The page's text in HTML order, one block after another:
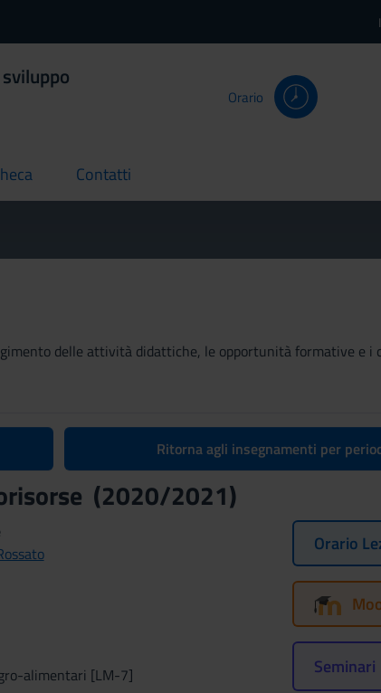
Orario
Contatti
current
delle attività didattiche, le opportunità formative e
Ritorna agli insegnamenti per
(2020/2021)
alimentari [LM-7]
Orario
Seminari